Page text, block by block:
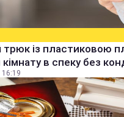
трюк із пластиковою
в спеку без
16:19